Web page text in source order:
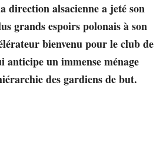
direction alsacienne a jeté son
grands espoirs polonais à son
bienvenu pour le club de
anticipe un immense ménage
des gardiens de but.